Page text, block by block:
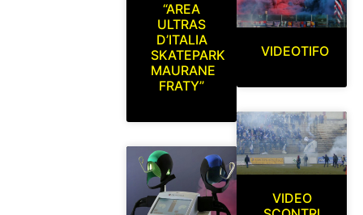
“AREA
ULTRAS
D’ITALIA
SKATEPARK
MAURANE
FRATY”
VIDEOTIFO
VIDEO